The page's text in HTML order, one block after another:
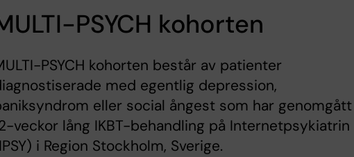
PSYCH kohorten
PSYCH kohorten består av patienter
med egentlig depression,
eller social ångest som har
veckor lång IKBT-behandling på Internetpsykiatrin
i Region Stockholm, Sverige.